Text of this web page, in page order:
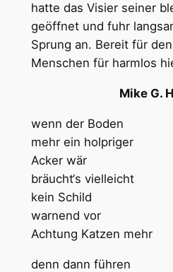
hatte das Visier seiner
geöffnet und fuhr
Sprung an. Bereit für
Menschen für harmlos
Mike G.
wenn der Boden
mehr ein holpriger
Acker wär
bräucht‘s vielleicht
kein Schild
warnend vor
Achtung Katzen mehr
denn dann führen